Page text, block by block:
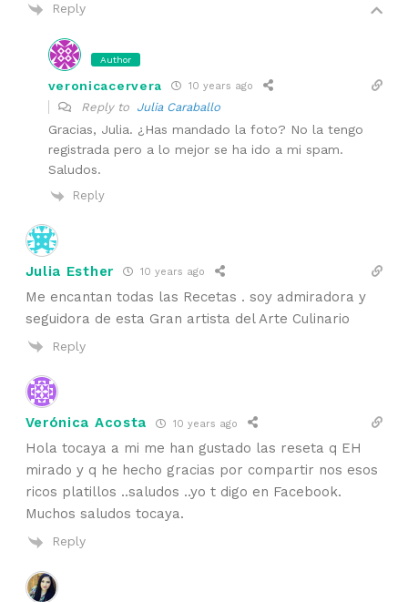
Reply
Author
veronicacervera 10 years ago
Reply to Julia Caraballo
Gracias, Julia. ¿Has mandado la foto? No la tengo
registrada pero a lo mejor se ha ido a mi spam.
Saludos.
Reply
Julia Esther 10 years ago
Me encantan todas las Recetas . soy admiradora y
seguidora de esta Gran artista del Arte Culinario
Reply
Verónica Acosta 10 years ago
Hola tocaya a mi me han gustado las reseta q EH
mirado y q he hecho gracias por compartir nos esos
ricos platillos ..saludos ..yo t digo en Facebook.
Muchos saludos tocaya.
Reply